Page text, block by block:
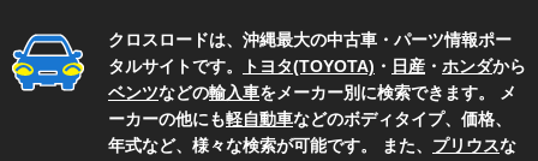
クロスロードは、沖縄最大の中古車・パーツ情報ポー
タルサイトです。
トヨタ(TOYOTA) ・ 日産 ・ ホンダから
ベンツなどの輸入車をメーカー別に検索できます。 メ
ーカーの他にも軽自動車などのボディタイプ、価格、
年式など、様々な検索が可能です。 また、 プリウスな